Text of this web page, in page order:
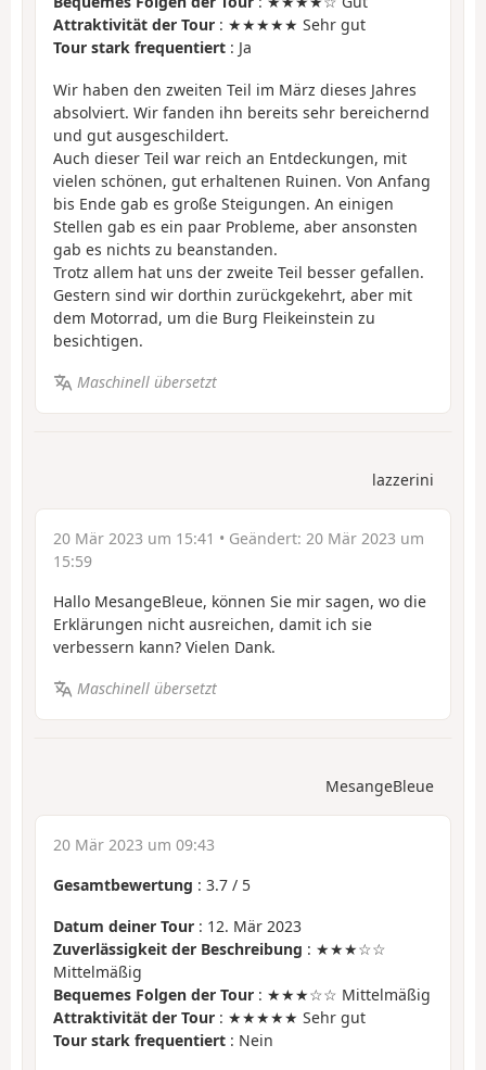
Attraktivität der Tour : ★★★★★ Sehr gut
Tour stark frequentiert : Ja
Wir haben den zweiten Teil im März dieses Jahres
absolviert. Wir fanden ihn bereits sehr bereichernd
und gut ausgeschildert.
Auch dieser Teil war reich an Entdeckungen, mit
vielen schönen, gut erhaltenen Ruinen. Von Anfang
bis Ende gab es große Steigungen. An einigen
Stellen gab es ein paar Probleme, aber ansonsten
gab es nichts zu beanstanden.
Trotz allem hat uns der zweite Teil besser gefallen.
Gestern sind wir dorthin zurückgekehrt, aber mit
dem Motorrad, um die Burg Fleikeinstein zu
besichtigen.
Maschinell übersetzt
lazzerini
20 Mär 2023 um 15:41 • Geändert: 20 Mär 2023 um
15:59
Hallo MesangeBleue, können Sie mir sagen, wo die
Erklärungen nicht ausreichen, damit ich sie
verbessern kann? Vielen Dank.
Maschinell übersetzt
MesangeBleue
20 Mär 2023 um 09:43
Gesamtbewertung : 3.7 / 5
Datum deiner Tour : 12. Mär 2023
Zuverlässigkeit der Beschreibung : ★★★☆☆
Mittelmäßig
Bequemes Folgen der Tour : ★★★☆☆ Mittelmäßig
Attraktivität der Tour : ★★★★★ Sehr gut
Tour stark frequentiert : Nein